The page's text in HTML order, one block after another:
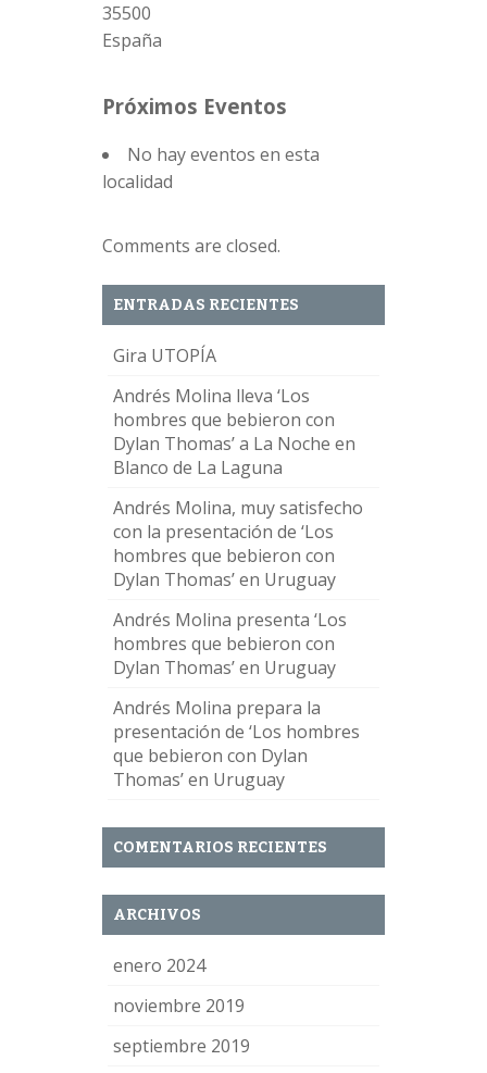
35500
España
Próximos Eventos
No hay eventos en esta
localidad
Comments are closed.
ENTRADAS RECIENTES
Gira UTOPÍA
Andrés Molina lleva ‘Los
hombres que bebieron con
Dylan Thomas’ a La Noche en
Blanco de La Laguna
Andrés Molina, muy satisfecho
con la presentación de ‘Los
hombres que bebieron con
Dylan Thomas’ en Uruguay
Andrés Molina presenta ‘Los
hombres que bebieron con
Dylan Thomas’ en Uruguay
Andrés Molina prepara la
presentación de ‘Los hombres
que bebieron con Dylan
Thomas’ en Uruguay
COMENTARIOS RECIENTES
ARCHIVOS
enero 2024
noviembre 2019
septiembre 2019